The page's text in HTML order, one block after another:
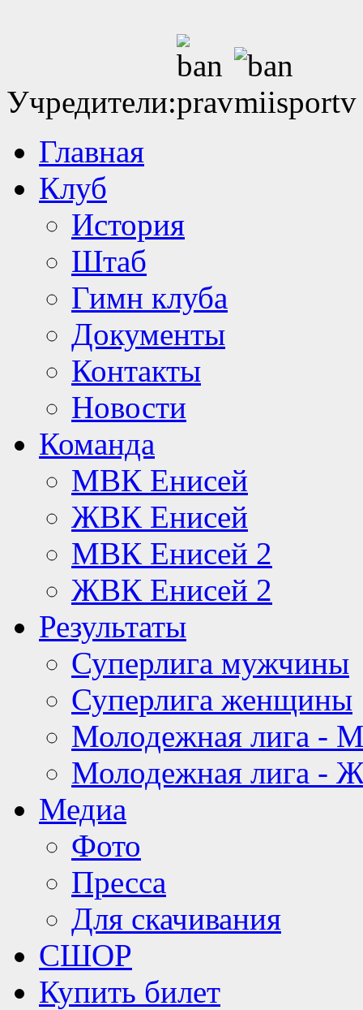
Учредители:
Главная
Клуб
История
Штаб
Гимн клуба
Документы
Контакты
Новости
Команда
МВК Енисей
ЖВК Енисей
МВК Енисей 2
ЖВК Енисей 2
Результаты
Суперлига мужчины
Суперлига женщины
Молодежная лига -
Молодежная лига -
Медиа
Фото
Пресса
Для скачивания
СШОР
Купить билет